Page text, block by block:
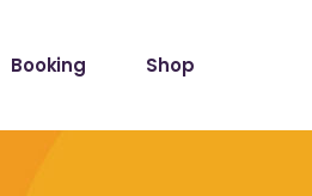
Booking Shop